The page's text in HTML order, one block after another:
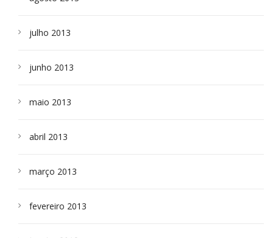
julho 2013
junho 2013
maio 2013
abril 2013
março 2013
fevereiro 2013